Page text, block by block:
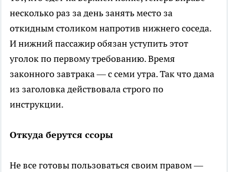
несколько раз за день занять место за
откидным столиком напротив нижнего соседа.
И нижний пассажир обязан уступить этот
уголок по первому требованию. Время
законного завтрака — с семи утра. Так что дама
из заголовка действовала строго по
инструкции.
Откуда берутся ссоры
Не все готовы пользоваться своим правом —